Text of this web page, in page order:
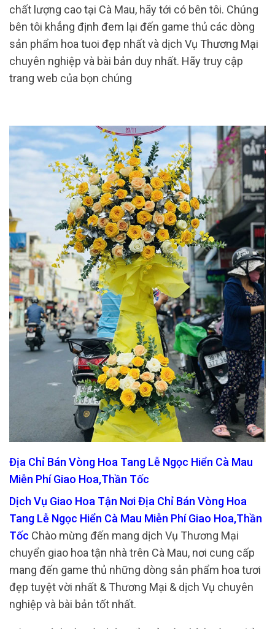
chất lượng cao tại Cà Mau, hãy tới có bên tôi. Chúng
bên tôi khẳng định đem lại đến game thủ các dòng
sản phẩm hoa tuoi đẹp nhất và dịch Vụ Thương Mại
chuyên nghiệp và bài bản duy nhất. Hãy truy cập
trang web của bọn chúng
Địa Chỉ Bán Vòng Hoa Tang Lễ Ngọc Hiển Cà Mau
Miễn Phí Giao Hoa,Thần Tốc
Dịch Vụ Giao Hoa Tận Nơi Địa Chỉ Bán Vòng Hoa
Tang Lễ Ngọc Hiển Cà Mau Miễn Phí Giao Hoa,Thần
Tốc Chào mừng đến mang dịch Vụ Thương Mại
chuyển giao hoa tận nhà trên Cà Mau, nơi cung cấp
mang đến game thủ những dòng sản phẩm hoa tươi
đẹp tuyệt vời nhất & Thương Mại & dịch Vụ chuyên
nghiệp và bài bản tốt nhất.